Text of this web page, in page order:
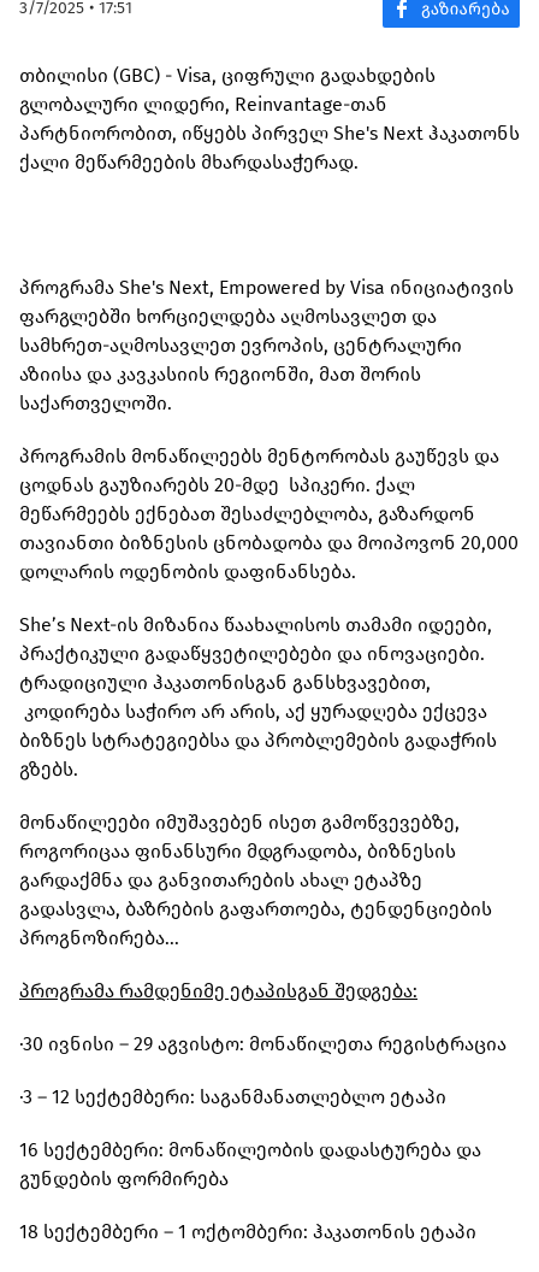
3/7/2025 • 17:51
თბილისი (GBC) - Visa, ციფრული გადახდების
გლობალური ლიდერი, Reinvantage-თან
პარტნიორობით, იწყებს პირველ She's Next ჰაკათონს
ქალი მეწარმეების მხარდასაჭერად.
პროგრამა She's Next, Empowered by Visa ინიციატივის
ფარგლებში ხორციელდება აღმოსავლეთ და
სამხრეთ-აღმოსავლეთ ევროპის, ცენტრალური
აზიისა და კავკასიის რეგიონში, მათ შორის
საქართველოში.
პროგრამის მონაწილეებს მენტორობას გაუწევს და
ცოდნას გაუზიარებს 20-მდე სპიკერი. ქალ
მეწარმეებს ექნებათ შესაძლებლობა, გაზარდონ
თავიანთი ბიზნესის ცნობადობა და მოიპოვონ 20,000
დოლარის ოდენობის დაფინანსება.
She’s Next-ის მიზანია წაახალისოს თამამი იდეები,
პრაქტიკული გადაწყვეტილებები და ინოვაციები.
ტრადიციული ჰაკათონისგან განსხვავებით,
კოდირება საჭირო არ არის, აქ ყურადღება ექცევა
ბიზნეს სტრატეგიებსა და პრობლემების გადაჭრის
გზებს.
მონაწილეები იმუშავებენ ისეთ გამოწვევებზე,
როგორიცაა ფინანსური მდგრადობა, ბიზნესის
გარდაქმნა და განვითარების ახალ ეტაპზე
გადასვლა, ბაზრების გაფართოება, ტენდენციების
პროგნოზირება...
პროგრამა რამდენიმე ეტაპისგან შედგება:
·30 ივნისი – 29 აგვისტო: მონაწილეთა რეგისტრაცია
·3 – 12 სექტემბერი: საგანმანათლებლო ეტაპი
16 სექტემბერი: მონაწილეობის დადასტურება და
გუნდების ფორმირება
18 სექტემბერი – 1 ოქტომბერი: ჰაკათონის ეტაპი